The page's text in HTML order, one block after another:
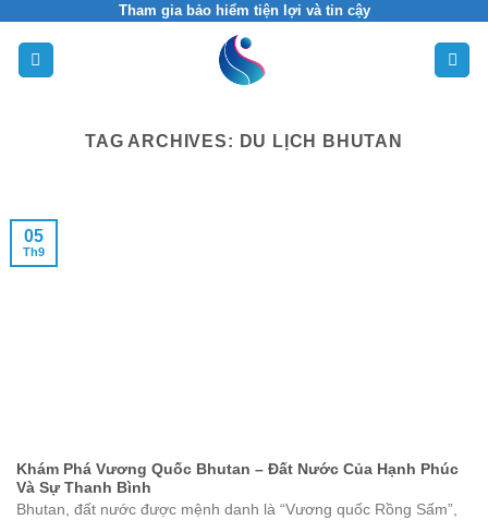
content
Tham gia bảo hiểm tiện lợi và tin cậy
TAG ARCHIVES: DU LỊCH BHUTAN
Khám Phá Vương Quốc Bhutan – Đất Nước Của Hạnh Phúc
Và Sự Thanh Bình
Bhutan, đất nước được mệnh danh là “Vương quốc Rồng Sấm”,
05
Th9